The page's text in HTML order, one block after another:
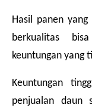
Hasil panen
berkualitas
keuntungan yang
Keuntungan
penjualan daun